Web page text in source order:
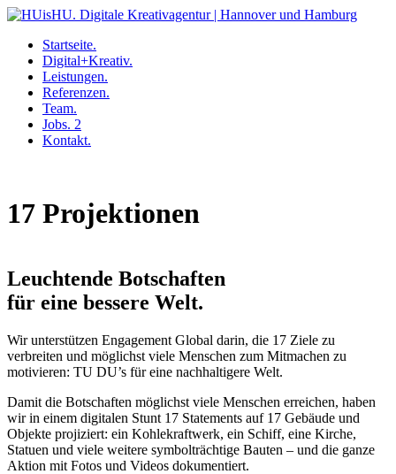
Startseite.
Digital+Kreativ.
Leistungen.
Referenzen.
Team.
Jobs. 2
Kontakt.
content
17 Projek­tionen
Leuchtende Botschaften
für eine bessere Welt.
Wir unterstützen Engagement Global darin, die 17 Ziele zu
verbreiten und möglichst viele Menschen zum Mitmachen zu
motivieren: TU DU’s für eine nachhaltigere Welt.
Damit die Botschaften möglichst viele Menschen erreichen, haben
wir in einem digitalen Stunt 17 Statements auf 17 Gebäude und
Objekte projiziert: ein Kohlekraftwerk, ein Schiff, eine Kirche,
Statuen und viele weitere symbolträchtige Bauten – und die ganze
Aktion mit Fotos und Videos dokumentiert.